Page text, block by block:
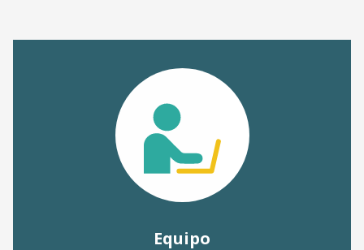
Equipo